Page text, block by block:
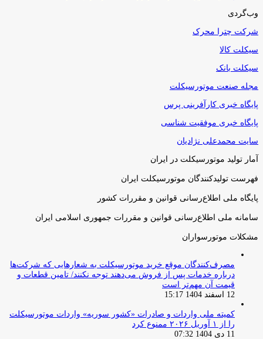
وب‌گردی
شرکت چترا محرک
سیکلت کالا
سیکلت بانک
مجله صنعت موتورسیکلت
پایگاه خبری کارآفرینی پرس
پایگاه خبری موفقیت شناسی
سایت محمدعلی نژادیان
آمار تولید موتورسیکلت در ایران
فهرست تولیدکنندگان موتورسیکلت ایران
پایگاه ملی اطلاع‌رسانی قوانین و مقررات کشور
سامانه ملی اطلاع‌رسانی قوانین و مقررات جمهوری اسلامی ایران
مشکلات موتورسواران
مصرف‌کنندگان موقع خرید موتورسیکلت به شعارهایی که شرکت‌ها
درباره خدمات پس از فروش می‌دهند توجه نکنند/ تامین قطعات و
قیمت آن مهم‌تر است
12 اسفند 1404 15:17
کمیته ملی واردات و صادرات «کشور سوریه» واردات موتورسیکلت
را از ۱ آوریل ۲۰۲۶ ممنوع کرد
11 دی 1404 07:32